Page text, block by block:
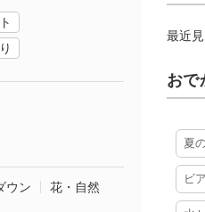
ウン
花・自然
最近
おで
夏
ビ